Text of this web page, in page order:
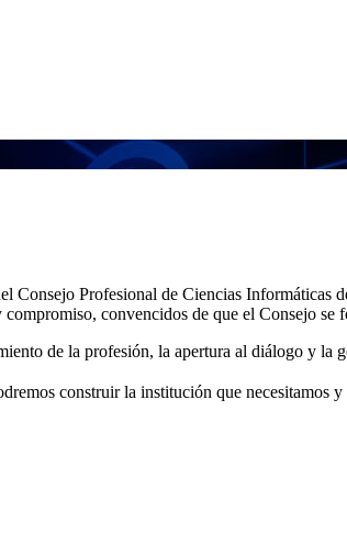
Consejo Profesional de Ciencias Informáticas
convencidos de que el Consejo
de la profesión, la apertura al diálogo y la
construir la institución que necesitamos